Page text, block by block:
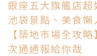
銀座五大旗艦店超
池袋景點、美食懶
【築地市場全攻
次通通報給你哉